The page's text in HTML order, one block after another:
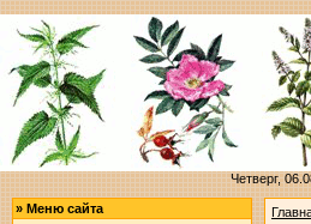
Четверг,
» Меню сайта